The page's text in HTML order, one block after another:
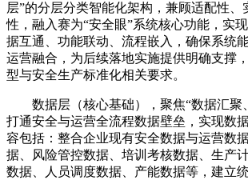
层”的分层分类智能化架构，兼顾适配性、
性，融入赛为“安全眼”系统核心功能，实
据互通、功能联动、流程嵌入，确保系统
运营融合，为后续落地实施提供明确支撑
型与安全生产标准化相关要求。
数据层（核心基础），聚焦“数据汇聚
打通安全与运营全流程数据壁垒，实现数
容包括：整合企业现有安全数据与运营数
据、风险管控数据、培训考核数据、生产
数据、人员调度数据、产能数据等，建立